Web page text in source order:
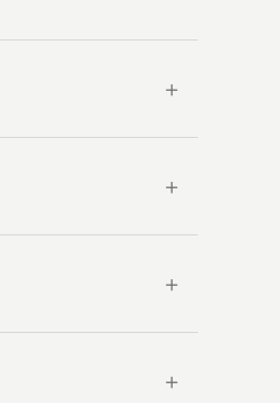
＋
＋
＋
＋